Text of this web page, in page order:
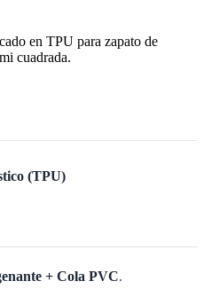
en TPU para zapato de
cuadrada.
(TPU)
+ Cola PVC.